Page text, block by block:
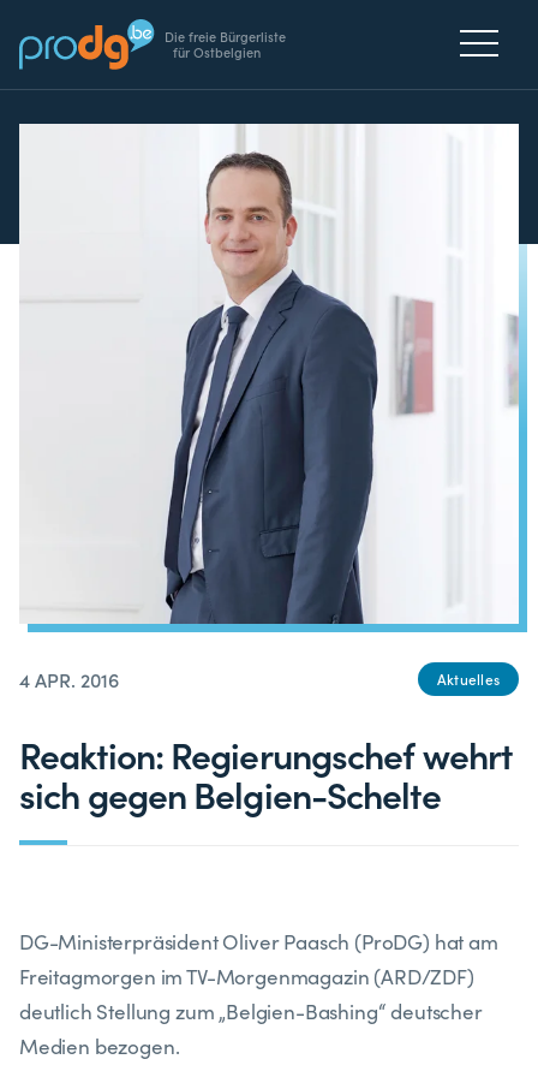
Die freie Bürgerliste
für Ostbelgien
4 APR. 2016 Aktuelles
Reaktion: Regierungschef wehrt
sich gegen Belgien-Schelte
DG-Ministerpräsident Oliver Paasch (ProDG) hat am
Freitagmorgen im TV-Morgenmagazin (ARD/ZDF)
deutlich Stellung zum „Belgien-Bashing“ deutscher
Medien bezogen.